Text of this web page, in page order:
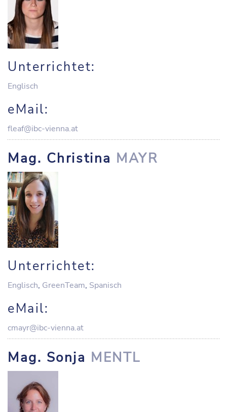
Unterrichtet:
Englisch
eMail:
fleaf@ibc-vienna.at
Mag. Christina MAYR
Unterrichtet:
Englisch, GreenTeam, Spanisch
eMail:
cmayr@ibc-vienna.at
Mag. Sonja MENTL